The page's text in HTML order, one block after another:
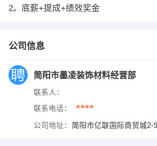
2。底薪+提成+绩效奖金
公司信息
简阳市墨凌装饰材料经营部
联系人：
联系电话： ****
公司地址： 简阳市亿联国际商贸城2-